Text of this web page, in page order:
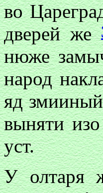
во
дверей же
нюже
народ
яд
выняти
уст.
У олтаря